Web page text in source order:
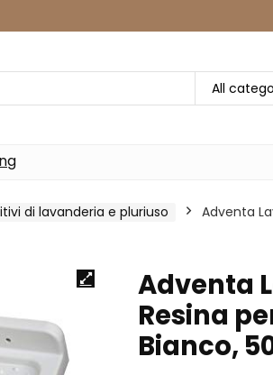
All
di lavanderia e pluriuso
Adventa
Adventa
Resina
Bianco,